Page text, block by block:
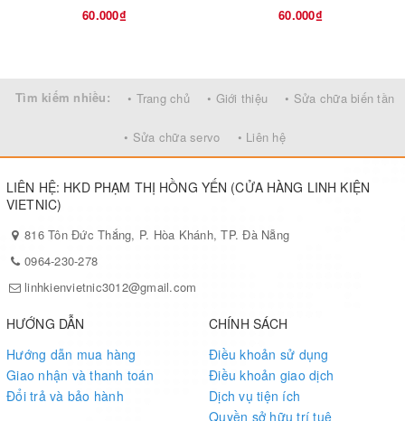
60.000₫ 60.000₫
Tìm kiếm nhiều: • Trang chủ • Giới thiệu • Sửa chữa biến tần
• Sửa chữa servo • Liên hệ
LIÊN HỆ: HKD PHẠM THỊ HỒNG YẾN (CỬA HÀNG LINH KIỆN
VIETNIC)
816 Tôn Đức Thắng, P. Hòa Khánh, TP. Đà Nẵng
0964-230-278
linhkienvietnic3012@gmail.com
HƯỚNG DẪN
Hướng dẫn mua hàng
Giao nhận và thanh toán
Đổi trả và bảo hành
CHÍNH SÁCH
Điều khoản sử dụng
Điều khoản giao dịch
Dịch vụ tiện ích
Quyền sở hữu trí tuệ